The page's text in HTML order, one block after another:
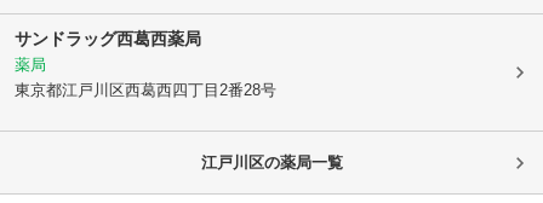
サンドラッグ西葛西薬局
薬局
東京都江戸川区西葛西四丁目2番28号
江戸川区の薬局一覧